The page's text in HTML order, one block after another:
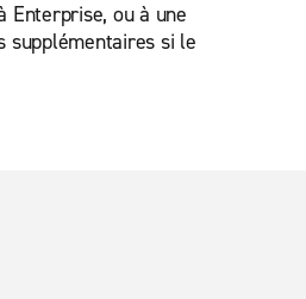
Enterprise, ou à une
supplémentaires si le